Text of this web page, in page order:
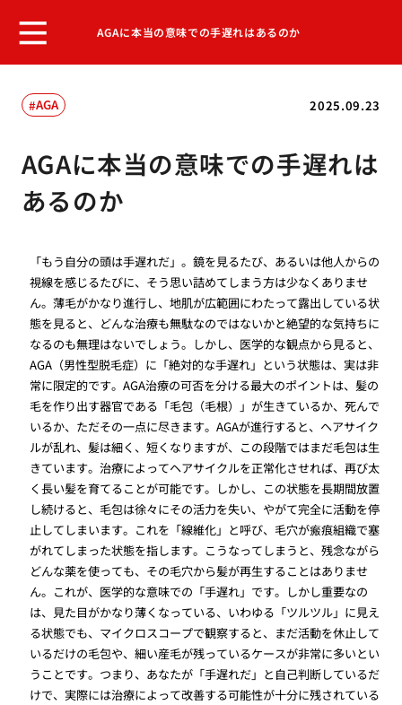
AGAに本当の意味での手遅れはあるのか
2025.09.23
AGA
AGAに本当の意味での手遅れは
あるのか
「もう自分の頭は手遅れだ」。鏡を見るたび、あるいは他人からの
視線を感じるたびに、そう思い詰めてしまう方は少なくありませ
ん。薄毛がかなり進行し、地肌が広範囲にわたって露出している状
態を見ると、どんな治療も無駄なのではないかと絶望的な気持ちに
なるのも無理はないでしょう。しかし、医学的な観点から見ると、
AGA（男性型脱毛症）に「絶対的な手遅れ」という状態は、実は非
常に限定的です。AGA治療の可否を分ける最大のポイントは、髪の
毛を作り出す器官である「毛包（毛根）」が生きているか、死んで
いるか、ただその一点に尽きます。AGAが進行すると、ヘアサイク
ルが乱れ、髪は細く、短くなりますが、この段階ではまだ毛包は生
きています。治療によってヘアサイクルを正常化させれば、再び太
く長い髪を育てることが可能です。しかし、この状態を長期間放置
し続けると、毛包は徐々にその活力を失い、やがて完全に活動を停
止してしまいます。これを「線維化」と呼び、毛穴が瘢痕組織で塞
がれてしまった状態を指します。こうなってしまうと、残念ながら
どんな薬を使っても、その毛穴から髪が再生することはありませ
ん。これが、医学的な意味での「手遅れ」です。しかし重要なの
は、見た目がかなり薄くなっている、いわゆる「ツルツル」に見え
る状態でも、マイクロスコープで観察すると、まだ活動を休止して
いるだけの毛包や、細い産毛が残っているケースが非常に多いとい
うことです。つまり、あなたが「手遅れだ」と自己判断しているだ
けで、実際には治療によって改善する可能性が十分に残されている